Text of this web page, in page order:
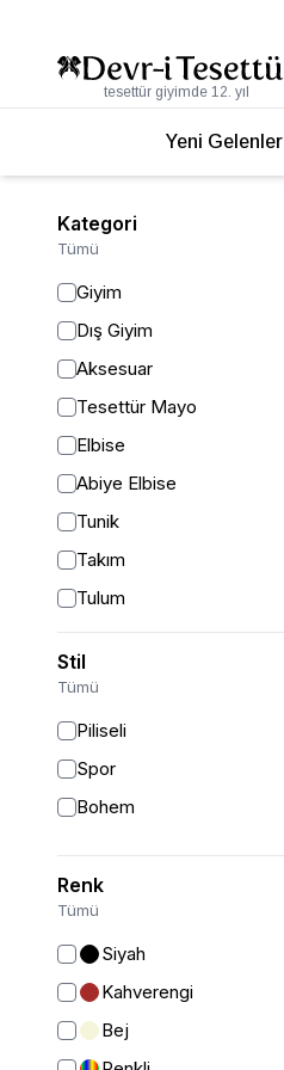
tesettür giyimde 12. yıl
Yeni Gelenler
Kategori
Tümü
Giyim
Dış Giyim
Aksesuar
Tesettür Mayo
Elbise
Abiye Elbise
Tunik
Takım
Tulum
Pantolon
Etek
Bone
Ferace
Kap & Pardesü
Trençkot
Hırka
Stil
Tümü
Piliseli
Spor
Bohem
Renk
Tümü
Siyah
Kahverengi
Bej